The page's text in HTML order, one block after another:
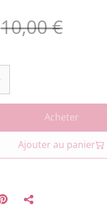
10,00 €
Acheter
Ajouter au panier